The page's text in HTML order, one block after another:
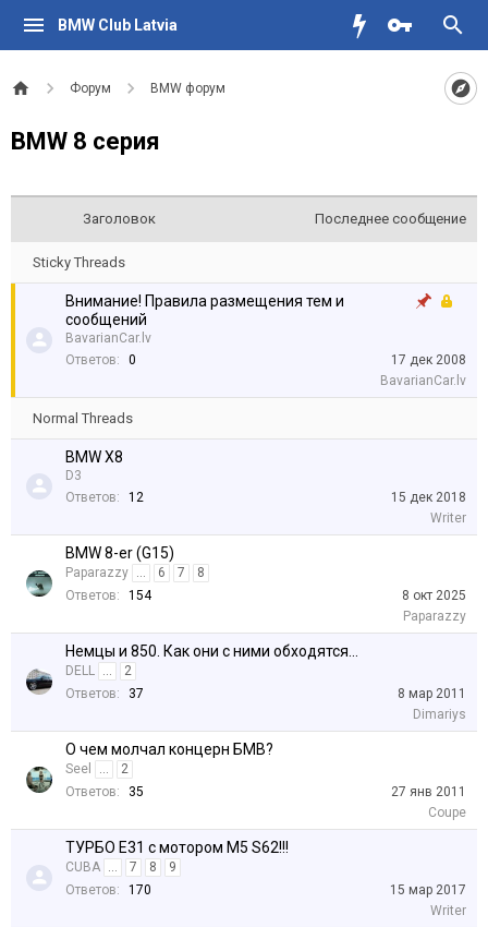
BMW Club Latvia
Форум BMW форум
BMW 8 серия
Заголовок Последнее сообщение
Sticky Threads
Внимание! Правила размещения тем и
сообщений
BavarianCar.lv
Ответов:
0
17 дек 2008
BavarianCar.lv
Normal Threads
BMW X8
D3
Ответов:
12
15 дек 2018
Writer
BMW 8-er (G15)
Paparazzy ... 6 7
8
Ответов:
154
8 окт 2025
Paparazzy
Немцы и 850. Как они с ними обходятся...
DELL ...
2
Ответов:
37
8 мар 2011
Dimariys
О чем молчал концерн БМВ?
Seel ...
2
Ответов:
35
27 янв 2011
Coupe
ТУРБО Е31 с мотором М5 S62!!!
CUBA ... 7 8
9
Ответов:
170
15 мар 2017
Writer